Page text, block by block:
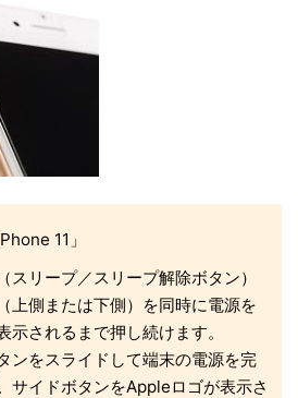
11」
スリープ／スリープ解除ボタン）
上側または下側）を同時に電源を
示されるまで押し続けます。
ンをスライドして端末の電源を完
サイドボタンをAppleロゴが表示さ